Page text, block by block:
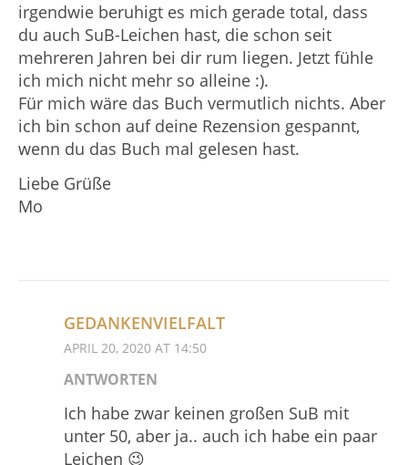
irgendwie beruhigt es mich gerade total, dass
du auch SuB-Leichen hast, die schon seit
mehreren Jahren bei dir rum liegen. Jetzt fühle
ich mich nicht mehr so alleine :).
Für mich wäre das Buch vermutlich nichts. Aber
ich bin schon auf deine Rezension gespannt,
wenn du das Buch mal gelesen hast.
Liebe Grüße
Mo
GEDANKENVIELFALT
APRIL 20, 2020 AT 14:50
ANTWORTEN
Ich habe zwar keinen großen SuB mit
unter 50, aber ja.. auch ich habe ein paar
Leichen 😉